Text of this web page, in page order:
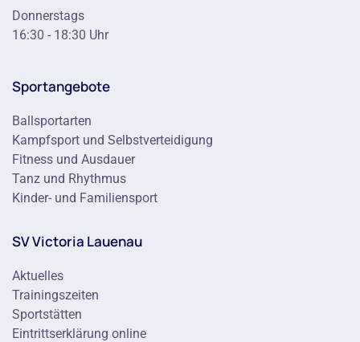
Donnerstags
16:30 - 18:30 Uhr
Sportangebote
Ballsportarten
Kampfsport und Selbstverteidigung
Fitness und Ausdauer
Tanz und Rhythmus
Kinder- und Familiensport
SV Victoria Lauenau
Aktuelles
Trainingszeiten
Sportstätten
Eintrittserklärung online